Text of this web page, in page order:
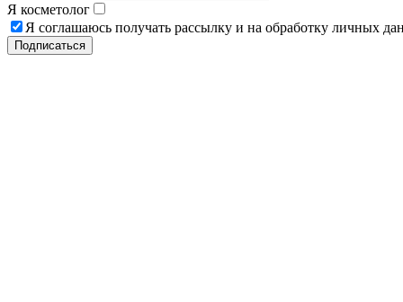
Я косметолог
Я соглашаюсь получать рассылку и на обработку личных